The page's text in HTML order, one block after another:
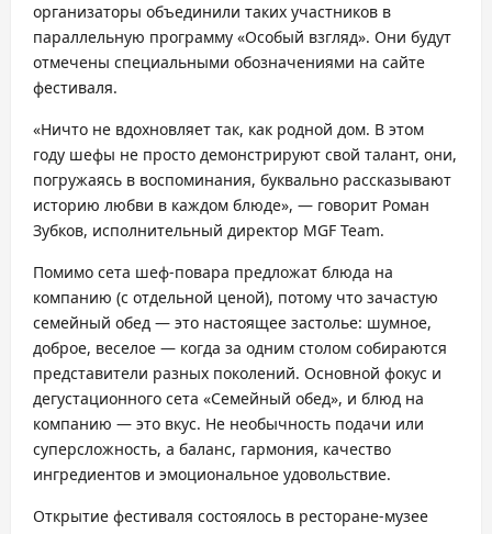
организаторы объединили таких участников в
параллельную программу «Особый взгляд». Они будут
отмечены специальными обозначениями на сайте
фестиваля.
«Ничто не вдохновляет так, как родной дом. В этом
году шефы не просто демонстрируют свой талант, они,
погружаясь в воспоминания, буквально рассказывают
историю любви в каждом блюде», — говорит Роман
Зубков, исполнительный директор MGF Team.
Помимо сета шеф-повара предложат блюда на
компанию (с отдельной ценой), потому что зачастую
семейный обед — это настоящее застолье: шумное,
доброе, веселое — когда за одним столом собираются
представители разных поколений. Основной фокус и
дегустационного сета «Семейный обед», и блюд на
компанию — это вкус. Не необычность подачи или
суперсложность, а баланс, гармония, качество
ингредиентов и эмоциональное удовольствие.
Открытие фестиваля состоялось в ресторане-музее